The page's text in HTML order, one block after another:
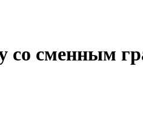
со сменным